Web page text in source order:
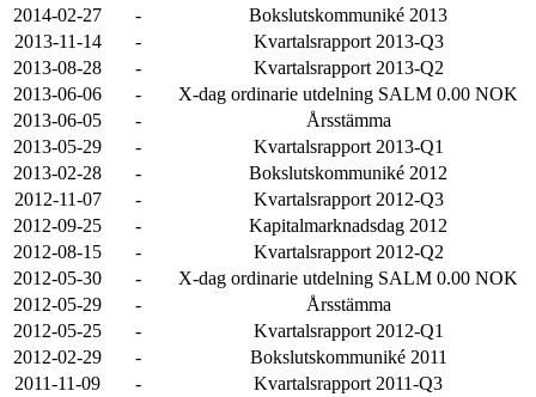
2014-02-27
-
Bokslutskommuniké 2013
2013-11-14
-
Kvartalsrapport 2013-Q3
2013-08-28
-
Kvartalsrapport 2013-Q2
2013-06-06
-
X-dag ordinarie utdelning SALM 0.00 NOK
2013-06-05
-
Årsstämma
2013-05-29
-
Kvartalsrapport 2013-Q1
2013-02-28
-
Bokslutskommuniké 2012
2012-11-07
-
Kvartalsrapport 2012-Q3
2012-09-25
-
Kapitalmarknadsdag 2012
2012-08-15
-
Kvartalsrapport 2012-Q2
2012-05-30
-
X-dag ordinarie utdelning SALM 0.00 NOK
2012-05-29
-
Årsstämma
2012-05-25
-
Kvartalsrapport 2012-Q1
2012-02-29
-
Bokslutskommuniké 2011
2011-11-09
-
Kvartalsrapport 2011-Q3